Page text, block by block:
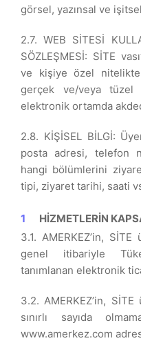
görsel, yazınsal ve
2.7. WEB SİTESİ
SÖZLEŞMESİ: SİTE
ve kişiye özel
gerçek ve/veya tüzel
elektronik ortamda
2.8. KİŞİSEL BİLGİ:
posta adresi, telefon
hangi bölümlerini
tipi, ziyaret tarihi, saati
HİZMETLERİN
3.1. AMERKEZ’in,
genel itibariyle
tanımlanan elektronik
3.2. AMERKEZ’in,
sınırlı sayıda
www.amerkez.com